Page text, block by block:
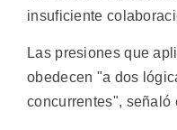
insuficiente
Las presiones que
obedecen "a dos
concurrentes", señaló